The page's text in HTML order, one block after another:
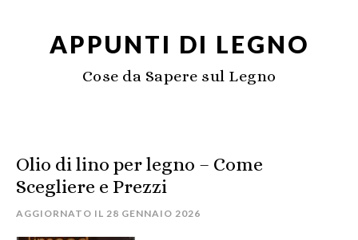
APPUNTI DI LEGNO
Cose da Sapere sul Legno
Olio di lino per legno​ – Come
Scegliere e Prezzi
AGGIORNATO IL 28 GENNAIO 2026